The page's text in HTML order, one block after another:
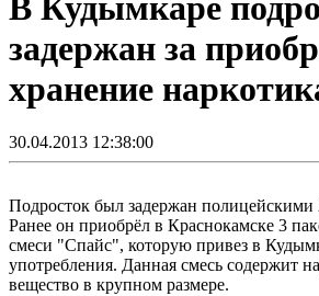
задержан за
хранение
30.04.2013 12:38:00
Подросток был задержан полицейскими
Ранее он приобрёл в Краснокамске 3
смеси "Спайс", которую привез в
употребления. Данная смесь содержит
вещество в крупном размере.